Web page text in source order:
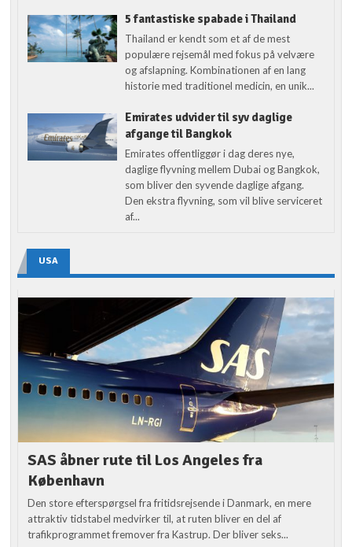
5 fantastiske spabade i Thailand
Thailand er kendt som et af de mest
populære rejsemål med fokus på velvære
og afslapning. Kombinationen af en lang
historie med traditionel medicin, en unik...
Emirates udvider til syv daglige
afgange til Bangkok
Emirates offentliggør i dag deres nye,
daglige flyvning mellem Dubai og Bangkok,
som bliver den syvende daglige afgang.
Den ekstra flyvning, som vil blive serviceret
af...
USA
SAS åbner rute til Los Angeles fra
København
Den store efterspørgsel fra fritidsrejsende i Danmark, en mere
attraktiv tidstabel medvirker til, at ruten bliver en del af
trafikprogrammet fremover fra Kastrup. Der bliver seks...